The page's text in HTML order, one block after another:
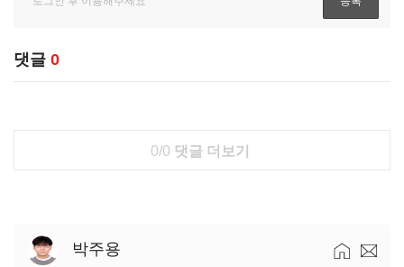
댓글 0
0/0 댓글 더보기
박주용